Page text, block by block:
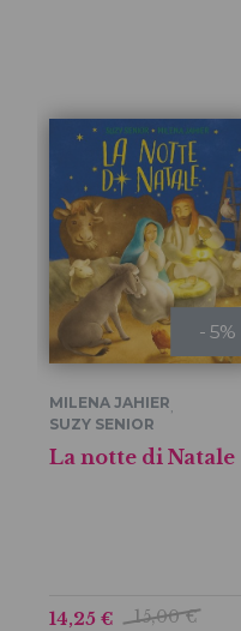
- 5%
MILENA JAHIER,
SUZY SENIOR
La notte di Natale
15,00 €
14,25 €